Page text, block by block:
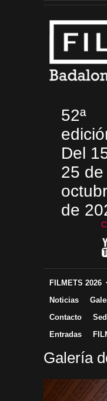
52ª
Del
25 de
de
FILMETS 2026
Noticias
Contacto
Entradas
Galería